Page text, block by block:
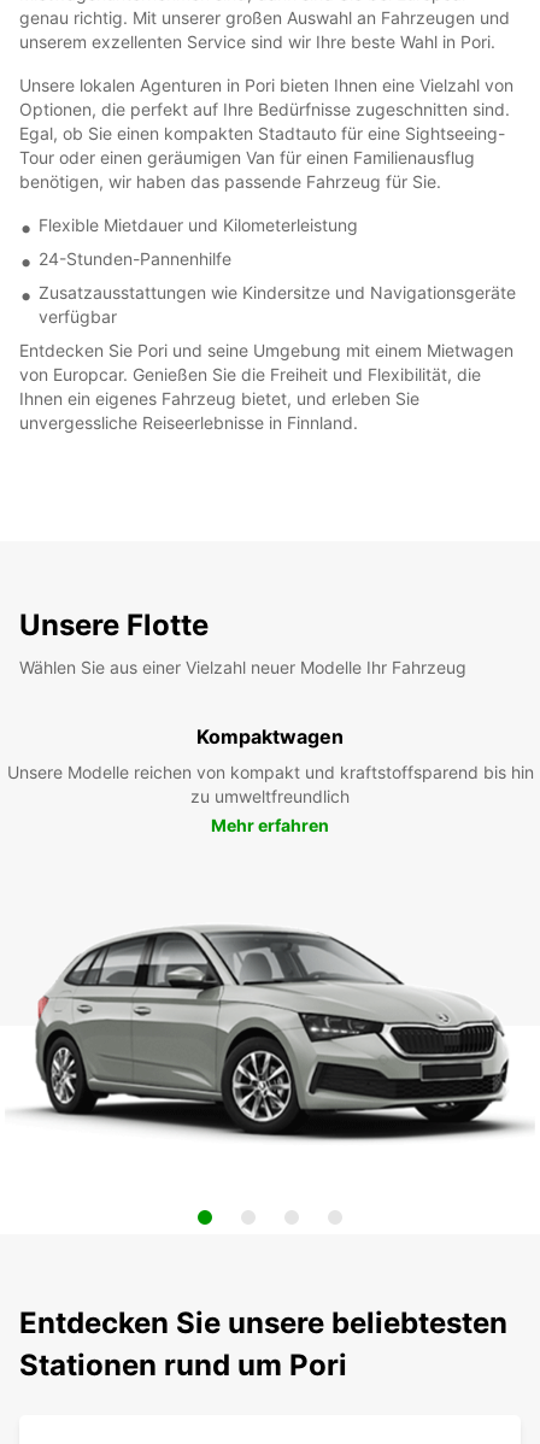
genau richtig. Mit unserer großen Auswahl an Fahrzeugen und
unserem exzellenten Service sind wir Ihre beste Wahl in Pori.
Unsere lokalen Agenturen in Pori bieten Ihnen eine Vielzahl von
Optionen, die perfekt auf Ihre Bedürfnisse zugeschnitten sind.
Egal, ob Sie einen kompakten Stadtauto für eine Sightseeing-
Tour oder einen geräumigen Van für einen Familienausflug
benötigen, wir haben das passende Fahrzeug für Sie.
Flexible Mietdauer und Kilometerleistung
24-Stunden-Pannenhilfe
Zusatzausstattungen wie Kindersitze und Navigationsgeräte
verfügbar
Entdecken Sie Pori und seine Umgebung mit einem Mietwagen
von Europcar. Genießen Sie die Freiheit und Flexibilität, die
Ihnen ein eigenes Fahrzeug bietet, und erleben Sie
unvergessliche Reiseerlebnisse in Finnland.
Unsere Flotte
Wählen Sie aus einer Vielzahl neuer Modelle Ihr Fahrzeug
Kompaktwagen
Unsere Modelle reichen von kompakt und kraftstoffsparend bis hin
zu umweltfreundlich
Mehr erfahren
Entdecken Sie unsere beliebtesten
Stationen rund um Pori